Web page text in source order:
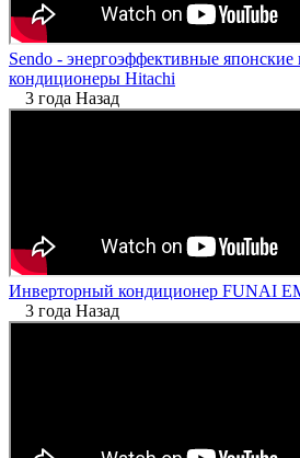
Sendo - энергоэффективные
кондиционеры Hitachi
3 года Назад
Инверторный кондиционер FUNAI
3 года Назад